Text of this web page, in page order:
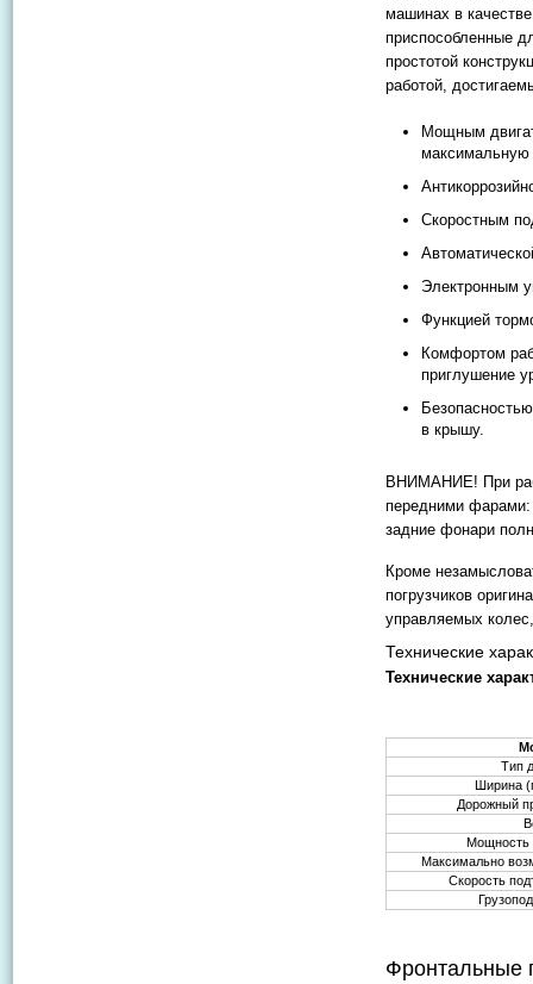
машинах в
приспособленные
простотой
работой,
Мощным
максимальную
Скоростным
Электронным
Функцией
Комфортом
приглушение
в крышу.
ВНИМАНИЕ! При
передними фарами:
задние фонари
Кроме
погрузчиков
управляемых
Технические
Технические
Тип
Ширина
Дорожный
Мощность
Максимально
Скорость
Фронтальные